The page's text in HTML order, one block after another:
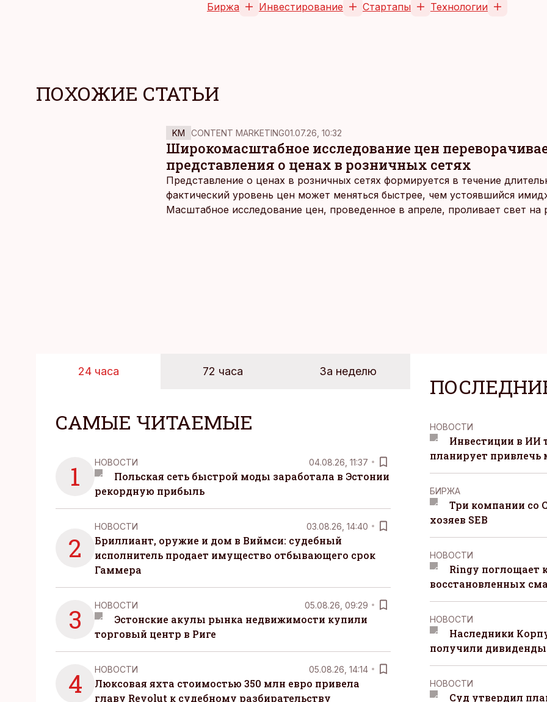
Биржа Инвестирование Стартапы Технологии
ПОХОЖИЕ СТАТЬИ
KM CONTENT MARKETING01.07.26, 10:32
Широкомасштабное исследование цен
представления о ценах в розничных сетях
Представление о ценах в розничных сетях формируется в течение
фактический уровень цен может меняться быстрее, чем устоявшийся
Масштабное исследование цен, проведенное в апреле, проливает свет на
24 часа 72 часа За неделю
САМЫЕ ЧИТАЕМЫЕ
1 НОВОСТИ 04.08.26, 11:37
Польская сеть быстрой моды заработала в Эстонии
рекордную прибыль
2
НОВОСТИ 03.08.26, 14:40
Бриллиант, оружие и дом в Виймси: судебный
исполнитель продает имущество отбывающего срок
Гаммера
3 НОВОСТИ 05.08.26, 09:29
Эстонские акулы рынка недвижимости купили
торговый центр в Риге
4 НОВОСТИ 05.08.26, 14:14
Люксовая яхта стоимостью 350 млн евро привела
главу Revolut к судебному разбирательству
НОВОСТИ
Инвестиции в ИИ
планирует
БИРЖА
Три компании со
хозяев SEB
НОВОСТИ
Ringy поглощает
восстановленных
НОВОСТИ
Наследники
получили
НОВОСТИ
Суд утвердил